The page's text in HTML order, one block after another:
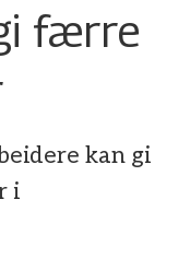
færre
kan gi
i